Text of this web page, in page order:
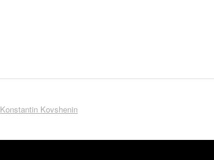
Konstantin Kovshenin